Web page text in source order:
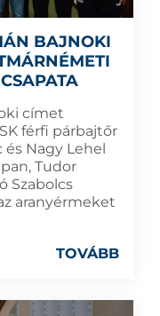
BAJNOKI
címet
férfi párbajtőr
és Nagy Lehel
Tudor
Szabolcs
aranyérmeket
TOVÁBB